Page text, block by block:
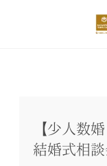
【少人数
結婚式相